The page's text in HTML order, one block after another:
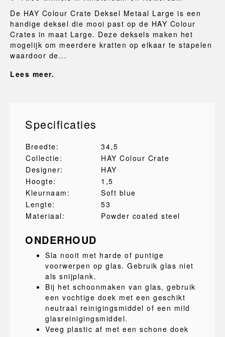
De HAY Colour Crate Deksel Metaal Large is een
handige deksel die mooi past op de HAY Colour
Crates in maat Large. Deze deksels maken het
mogelijk om meerdere kratten op elkaar te stapelen
waardoor de...
Lees meer.
Specificaties
Breedte:
34,5
Collectie:
HAY Colour Crate
Designer:
HAY
Hoogte:
1,5
Kleurnaam:
Soft blue
Lengte:
53
Materiaal:
Powder coated steel
ONDERHOUD
Sla nooit met harde of puntige
voorwerpen op glas. Gebruik glas niet
als snijplank.
Bij het schoonmaken van glas, gebruik
een vochtige doek met een geschikt
neutraal reinigingsmiddel of een mild
glasreinigingsmiddel.
Veeg plastic af met een schone doek